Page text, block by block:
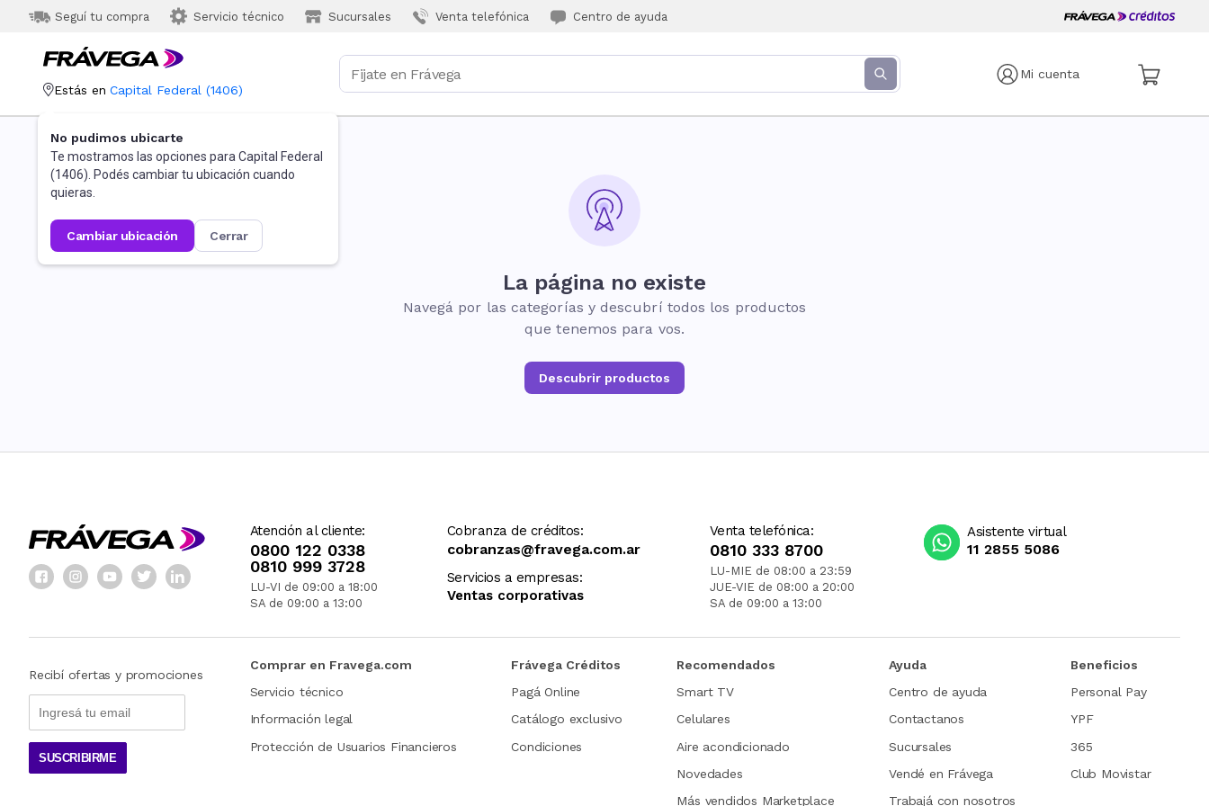
Seguí tu compra Servicio técnico Sucursales Venta telefónica Centro de ayuda
Mi cuenta
Estás en Capital Federal (1406)
No pudimos ubicarte
Te mostramos las opciones para Capital Federal
(1406). Podés cambiar tu ubicación cuando
quieras.
cambiar ubicación cerrar
La página no existe
Navegá por las categorías y descubrí todos los productos
que tenemos para vos.
Descubrir productos
Atención al cliente:
0800 122 0338
0810 999 3728
LU-VI de 09:00 a 18:00
SA de 09:00 a 13:00
Cobranza de créditos:
cobranzas@fravega.com.ar
Servicios a empresas:
Ventas corporativas
Venta telefónica:
0810 333 8700
LU-MIE de 08:00 a 23:59
JUE-VIE de 08:00 a 20:00
SA de 09:00 a 13:00
Asistente virtual
11 2855 5086
Recibí ofertas y promociones
SUSCRIBIRME
Comprar en Fravega.com
Servicio técnico
Información legal
Protección de Usuarios Financieros
Frávega Créditos
Pagá Online
Catálogo exclusivo
Condiciones
Recomendados
Smart TV
Celulares
Aire acondicionado
Novedades
Más vendidos Marketplace
Ayuda
Centro de ayuda
Contactanos
Sucursales
Vendé en Frávega
Trabajá con nosotros
Beneficios
Personal Pay
YPF
365
Club Movistar